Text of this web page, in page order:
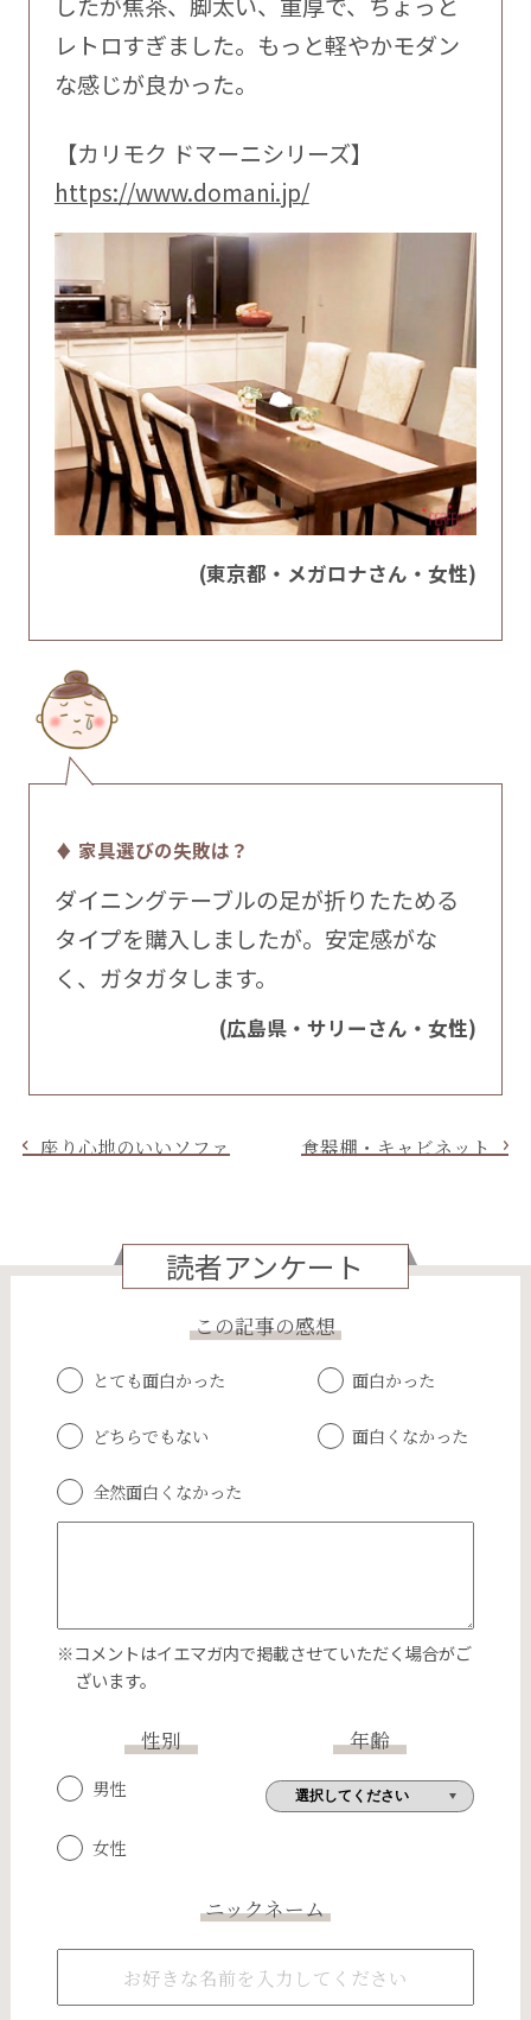
レトロすぎました。もっと軽やかモダン
な感じが良かった。
【カリモク ドマーニシリーズ】
https://www.domani.jp/
(東京都・メガロナさん・女性)
♦ 家具選びの失敗は？
ダイニングテーブルの足が折りたためる
タイプを購入しましたが。安定感がな
く、ガタガタします。
(広島県・サリーさん・女性)
座り心地のいいソファ 食器棚・キャビネット
読者アンケート
この記事の感想
とても面白かった 面白かった
どちらでもない 面白くなかった
全然面白くなかった
※コメントはイエマガ内で掲載させていただく場合がご
ざいます。
性別
男性
女性
年齢
ニックネーム